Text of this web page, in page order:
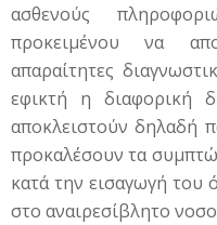
ασθενούς
προκειμένου να
απαραίτητες
εφικτή η διαφορική
αποκλειστούν δηλαδή
προκαλέσουν τα
κατά την εισαγωγή του
στο αναιρεσίβλητο